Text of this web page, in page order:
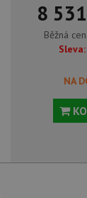
8
Běžná
Sleva:
NA